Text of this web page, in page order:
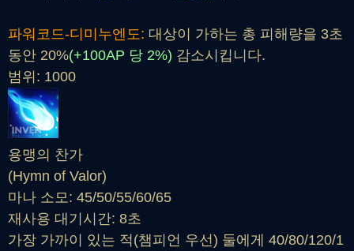
파워코드-디미누엔도: 대상이 가하는 총 피해량을 3초
동안 20%(+100AP 당 2%) 감소시킵니다.
범위: 1000
용맹의 찬가
(Hymn of Valor)
마나 소모: 45/50/55/60/65
재사용 대기시간: 8초
가장 가까이 있는 적(챔피언 우선) 둘에게 40/80/120/1